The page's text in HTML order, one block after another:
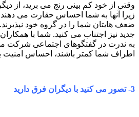
وقتی از خود کم بینی رنج می برید، از
زیرا آنها به شما احساس حقارت می دهند
ضعف هایتان شما را در گروه خود
جدید نیز اجتناب می کنید. شما با
به ندرت در گفتگوهای اجتماعی شرکت
اطراف شما کمتر باشند، احساس امنیت
3- تصور می کنید با دیگران فرق دارید